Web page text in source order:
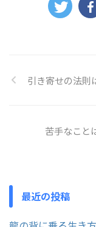
引き寄せの法則
苦手なこと
最近の投稿